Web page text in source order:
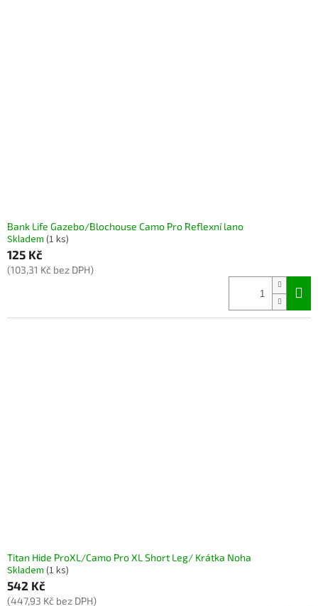
Bank Life Gazebo/Blochouse Camo Pro Reflexní lano
Skladem (1 ks)
125 Kč
(103,31 Kč bez DPH)
Titan Hide ProXL/Camo Pro XL Short Leg/ Krátka Noha
Skladem (1 ks)
542 Kč
(447,93 Kč bez DPH)